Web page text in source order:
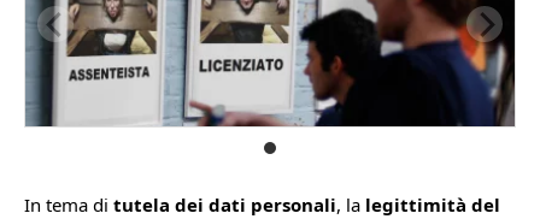
In tema di tutela dei dati personali, la legittimità del